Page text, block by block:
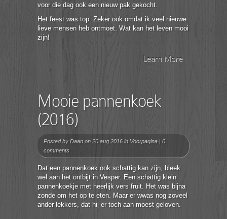
voor die dag ook een nieuw pak gekocht.
Het feest was top. Zeker ook omdat ik veel nieuwe
lieve mensen heb ontmoet. Wat kan het leven mooi
zijn!
Learn More
Mooie pannenkoek
(2016)
Posted by Daan on 20 aug 2016 in Voorpagina | 0
comments
Dat een pannenkoek ook schattig kan zijn, bleek
wel aan het ontbijt in Vesper. Een schattig klein
pannenkoekje met heerlijk vers fruit. Het was bijna
zonde om het op te eten. Maar er wwas nog zoveel
ander lekkers, dat hij er toch aan moest geloven.